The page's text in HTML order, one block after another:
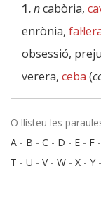
1.ncabòria,
enrònia,
obsessió,
verera, ceba (
O llisteu les
A - B - C - D - E - F -
T - U - V- W - X - Y -